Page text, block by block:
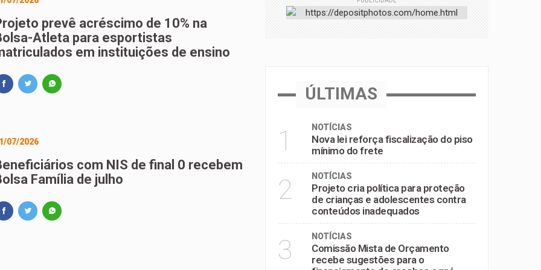
proteção de crianças e adolescentes contra conteúdos inadequados
recebe sugestões para o financiamento de creches e pré-escolas
prevê acréscimo de 10% na
Atleta para esportistas
em instituições de ensino
07/2026
com NIS de final 0 recebem
Família de julho
ÚLTIMAS
1 NOTÍCIAS
Nova lei reforça fiscalização do piso
mínimo do frete
2 NOTÍCIAS
Projeto cria política para proteção
de crianças e adolescentes contra
conteúdos inadequados
3 NOTÍCIAS
Comissão Mista de Orçamento
recebe sugestões para o